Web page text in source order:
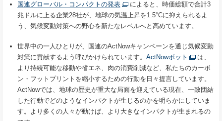
国連グローバル・コンパクトの発表
によると、時価総額で合計3
兆ドルに上る企業28社が、地球の気温上昇を1.5°Cに抑えられるよ
う、気候変動対策への野心を新たなレベルへと高めています。
世界中の一人ひとりが、国連のActNowキャンペーンを通じ気候変動
対策に貢献するよう呼びかけられています。 ActNowボット
は、
より持続可能な移動や省エネ、肉の消費削減など、私たちのカーボ
ン・フットプリントを縮小するための行動を日々提言しています。
ActNowでは、地球の歴史が重大な局面を迎えている現在、一致団結
した行動でどのようなインパクトが生じるのかを明らかにしていま
す。より多くの人々が動けば、より大きなインパクトが生まれるの